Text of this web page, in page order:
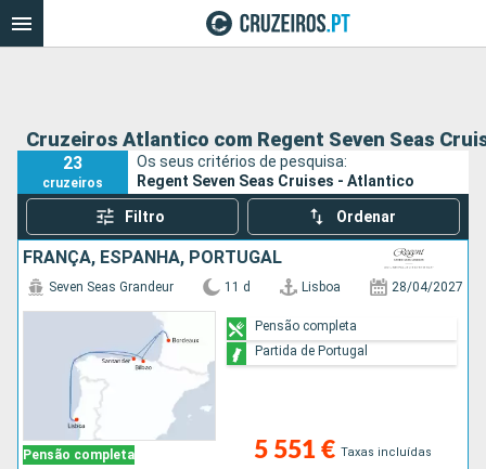
Cruzeiros Atlantico com Regent Seven Seas
23
cruzeiros
Os seus critérios de pesquisa:
Regent Seven Seas Cruises - Atlantico
Filtro Ordenar
FRANÇA, ESPANHA, PORTUGAL
Pensão completa
Seven Seas Grandeur 11 d Lisboa 28/04/2027
5 551 € Taxas incluídas
Pensão completa
Partida de Portugal